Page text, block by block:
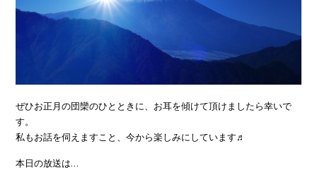
ぜひお正月の団欒のひとときに、お耳を傾けて頂けましたら幸いで
す。
私もお話を伺えますこと、今から楽しみにしています♬
本日の放送は…